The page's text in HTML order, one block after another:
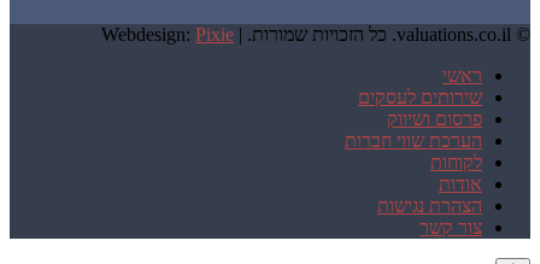
© valuations.co.il. כל הזכויות שמורות. | Webdesign: Pixie
ראשי
שירותים לעסקים
פרסום ושיווק
הערכת שווי חברות
לקוחות
אודות
הצהרת נגישות
צור קשר